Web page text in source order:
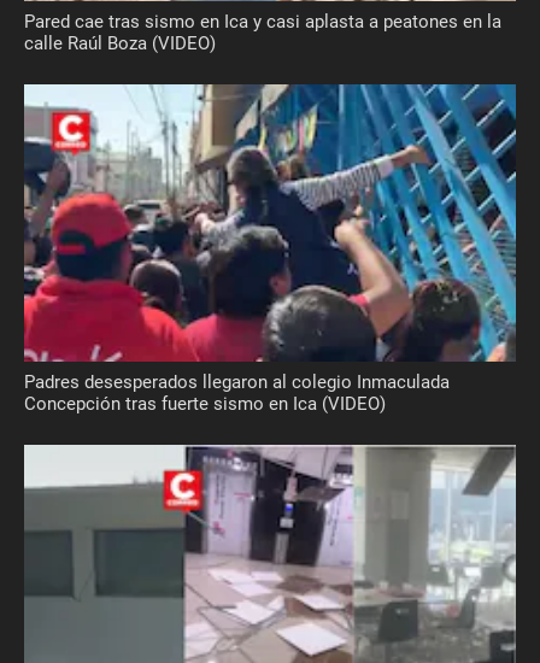
Pared cae tras sismo en Ica y casi aplasta a peatones en la
calle Raúl Boza (VIDEO)
Padres desesperados llegaron al colegio Inmaculada
Concepción tras fuerte sismo en Ica (VIDEO)